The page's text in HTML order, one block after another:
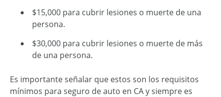
$15,000 para cubrir lesiones o muerte de una
persona.
$30,000 para cubrir lesiones o muerte de más
de una persona.
Es importante señalar que estos son los requisitos
mínimos para seguro de auto en CA y siempre es